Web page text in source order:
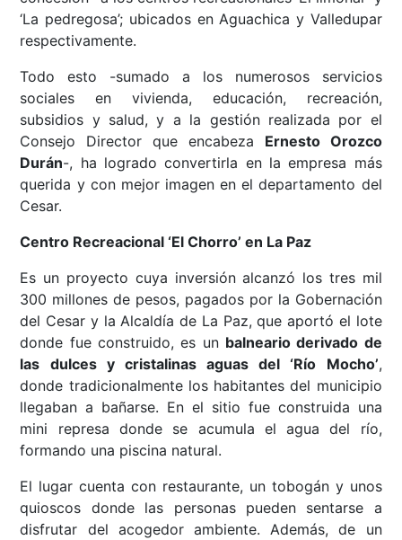
‘La pedregosa’; ubicados en Aguachica y Valledupar
respectivamente.
Todo esto -sumado a los numerosos servicios
sociales en vivienda, educación, recreación,
subsidios y salud, y a la gestión realizada por el
Consejo Director que encabeza Ernesto Orozco
Durán-, ha logrado convertirla en la empresa más
querida y con mejor imagen en el departamento del
Cesar.
Centro Recreacional ‘El Chorro’ en La Paz
Es un proyecto cuya inversión alcanzó los tres mil
300 millones de pesos, pagados por la Gobernación
del Cesar y la Alcaldía de La Paz, que aportó el lote
donde fue construido, es un balneario derivado de
las dulces y cristalinas aguas del ‘Río Mocho’,
donde tradicionalmente los habitantes del municipio
llegaban a bañarse. En el sitio fue construida una
mini represa donde se acumula el agua del río,
formando una piscina natural.
El lugar cuenta con restaurante, un tobogán y unos
quioscos donde las personas pueden sentarse a
disfrutar del acogedor ambiente. Además, de un